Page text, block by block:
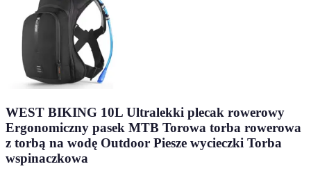
WEST BIKING 10L Ultralekki plecak rowerowy
Ergonomiczny pasek MTB Torowa torba rowerowa
z torbą na wodę Outdoor Piesze wycieczki Torba
wspinaczkowa